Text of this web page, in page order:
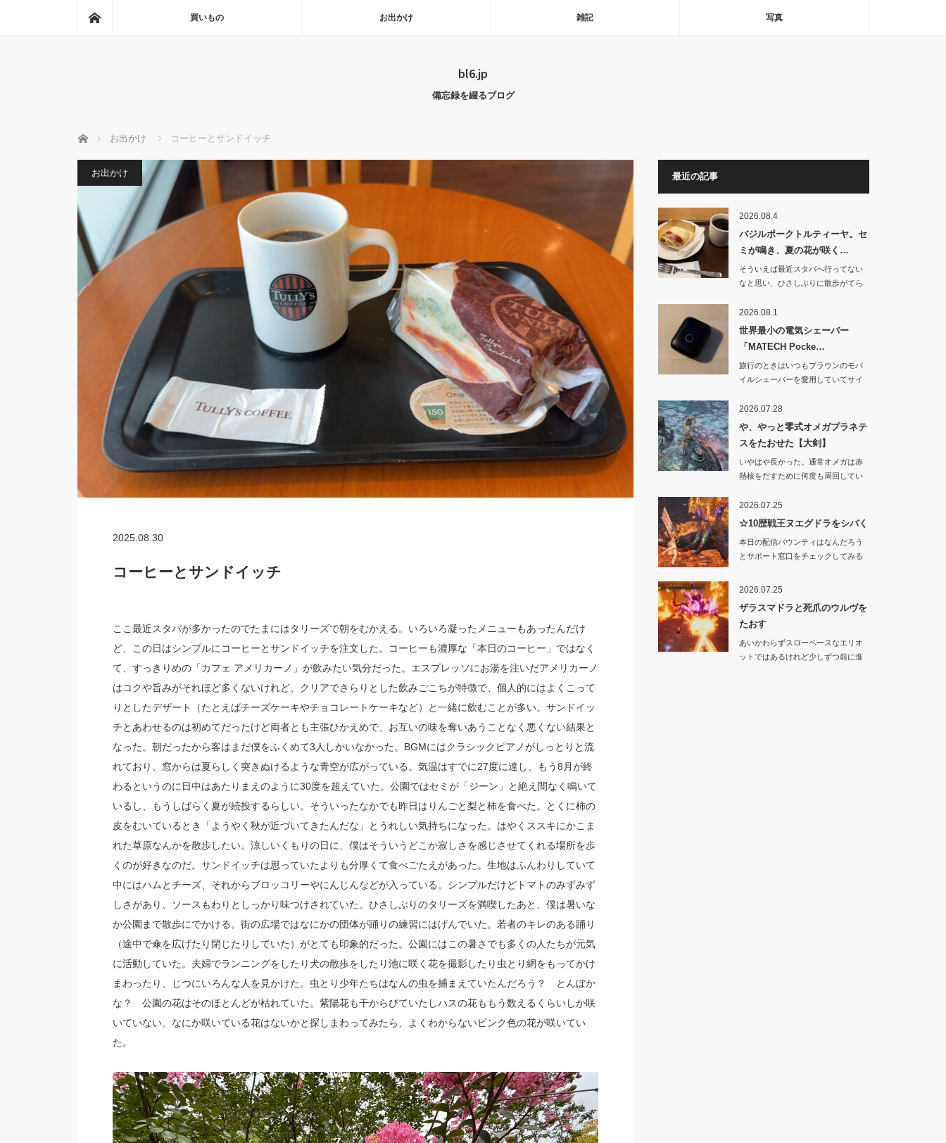
買いもの お出かけ 雑記 写真
bl6.jp
備忘録を綴るブログ
ホーム お出かけ コーヒーとサンドイッチ
お出かけ
2025.08.30
コーヒーとサンドイッチ
ここ最近スタバが多かったのでたまにはタリーズで朝をむかえる。いろいろ凝ったメニューもあったんだけ
ど、この日はシンプルにコーヒーとサンドイッチを注文した。コーヒーも濃厚な「本日のコーヒー」ではなく
て、すっきりめの「カフェ アメリカーノ」が飲みたい気分だった。エスプレッソにお湯を注いだアメリカーノ
はコクや旨みがそれほど多くないけれど、クリアでさらりとした飲みごこちが特徴で、個人的にはよくこって
りとしたデザート（たとえばチーズケーキやチョコレートケーキなど）と一緒に飲むことが多い。サンドイッ
チとあわせるのは初めてだったけど両者とも主張ひかえめで、お互いの味を奪いあうことなく悪くない結果と
なった。朝だったから客はまだ僕をふくめて3人しかいなかった。BGMにはクラシックピアノがしっとりと流
れており、窓からは夏らしく突きぬけるような青空が広がっている。気温はすでに27度に達し、もう8月が終
わるというのに日中はあたりまえのように30度を超えていた。公園ではセミが「ジーン」と絶え間なく鳴いて
いるし、もうしばらく夏が続投するらしい。そういったなかでも昨日はりんごと梨と柿を食べた。とくに柿の
皮をむいているとき「ようやく秋が近づいてきたんだな」とうれしい気持ちになった。はやくススキにかこま
れた草原なんかを散歩したい。涼しいくもりの日に、僕はそういうどこか寂しさを感じさせてくれる場所を歩
くのが好きなのだ。サンドイッチは思っていたよりも分厚くて食べごたえがあった。生地はふんわりしていて
中にはハムとチーズ、それからブロッコリーやにんじんなどが入っている。シンプルだけどトマトのみずみず
しさがあり、ソースもわりとしっかり味つけされていた。ひさしぶりのタリーズを満喫したあと、僕は暑いな
か公園まで散歩にでかける。街の広場ではなにかの団体が踊りの練習にはげんでいた。若者のキレのある踊り
（途中で傘を広げたり閉じたりしていた）がとても印象的だった。公園にはこの暑さでも多くの人たちが元気
に活動していた。夫婦でランニングをしたり犬の散歩をしたり池に咲く花を撮影したり虫とり網をもってかけ
まわったり、じつにいろんな人を見かけた。虫とり少年たちはなんの虫を捕まえていたんだろう？ とんぼか
な？ 公園の花はそのほとんどが枯れていた。紫陽花も干からびていたしハスの花ももう数えるくらいしか咲
いていない。なにか咲いている花はないかと探しまわってみたら、よくわからないピンク色の花が咲いてい
た。
最近の記事
2026.08.4
バジルポークトルティーヤ。セ
ミが鳴き、夏の花が咲く…
そういえば最近スタバへ行ってない
なと思い、ひさしぶりに散歩がてら
2026.08.1
世界最小の電気シェーバー
「MATECH Pocke…
旅行のときはいつもブラウンのモバ
イルシェーバーを愛用していてサイ
2026.07.28
や、やっと零式オメガプラネテ
スをたおせた【大剣】
いやはや長かった。通常オメガは赤
熱核をだすために何度も周回してい
2026.07.25
☆10歴戦王ヌエグドラをシバく
本日の配信バウンティはなんだろう
とサポート窓口をチェックしてみる
2026.07.25
ザラスマドラと死爪のウルヴを
たおす
あいかわらずスローペースなエリオ
ットではあるけれど少しずつ前に進